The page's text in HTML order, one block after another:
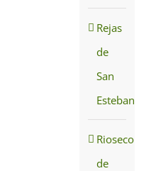
Rejas
de
San
Esteban
Rioseco
de